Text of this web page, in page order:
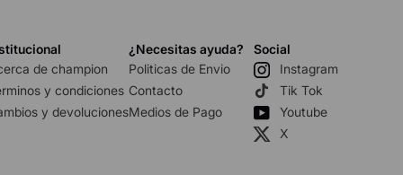
de champion
y condiciones
y devoluciones
¿Necesitas ayuda?
Politicas de Envio
Contacto
Medios de Pago
Social
Instagram
Tik Tok
Youtube
X